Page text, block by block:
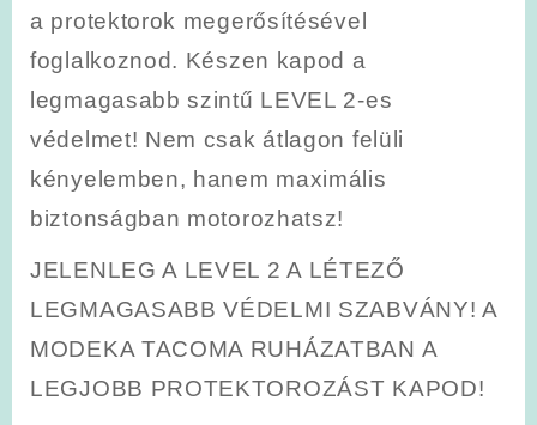
a protektorok megerősítésével
foglalkoznod. Készen kapod a
legmagasabb szintű LEVEL 2-es
védelmet! Nem csak átlagon felüli
kényelemben, hanem maximális
biztonságban motorozhatsz!
JELENLEG A LEVEL 2 A LÉTEZŐ
LEGMAGASABB VÉDELMI SZABVÁNY! A
MODEKA TACOMA RUHÁZATBAN A
LEGJOBB PROTEKTOROZÁST KAPOD!